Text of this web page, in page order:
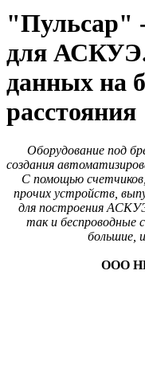
"Пульсар"
для
данных на
расстояния
Оборудование под
создания
С помощью
прочих устройств,
для построения
так и беспроводные
большие,
ООО